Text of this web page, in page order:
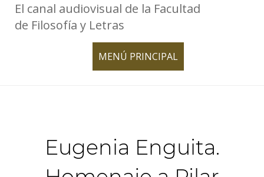
El canal audiovisual de la Facultad
de Filosofía y Letras
MENÚ PRINCIPAL
TOGGLE
Eugenia Enguita.